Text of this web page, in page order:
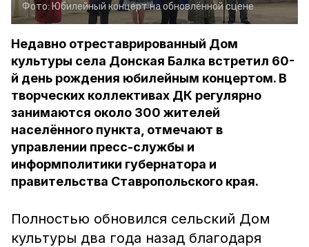
Фото: Юбилейный концерт на обновлённой сцене
Недавно отреставрированный Дом
культуры села Донская Балка встретил 60-
й день рождения юбилейным концертом. В
творческих коллективах ДК регулярно
занимаются около 300 жителей
населённого пункта, отмечают в
управлении пресс-службы и
информполитики губернатора и
правительства Ставропольского края.
Полностью обновился сельский Дом
культуры два года назад благодаря